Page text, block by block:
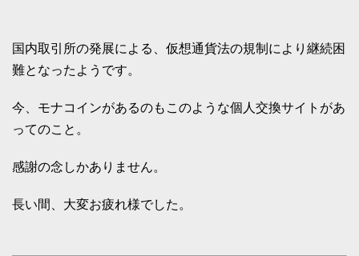
国内取引所の発展による、仮想通貨法の規制により継続困
難となったようです。
今、モナコインがあるのもこのような個人交換サイトがあ
ってのこと。
感謝の念しかありません。
長い間、大変お疲れ様でした。